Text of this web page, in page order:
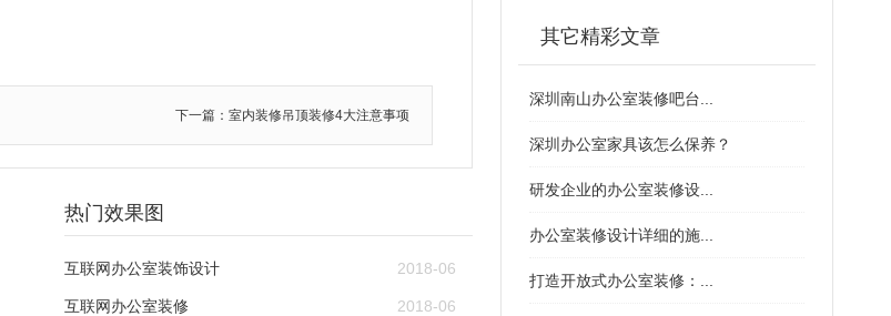
下一篇：室内装修吊顶装修4大注意事项
热门效果图
互联网办公室装饰设计 2018-06
互联网办公室装修 2018-06
其它精彩文章
深圳南山办公室装修吧台...
深圳办公室家具该怎么保养？
研发企业的办公室装修设...
办公室装修设计详细的施...
打造开放式办公室装修：...